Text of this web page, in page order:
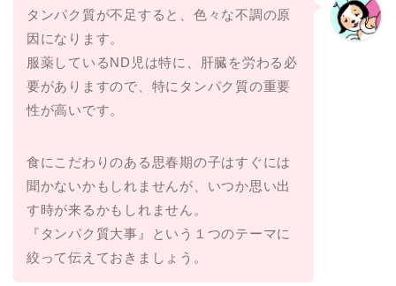
タンパク質が不足すると、色々な不調の原
因になります。
服薬しているND児は特に、肝臓を労わる必
要がありますので、特にタンパク質の重要
性が高いです。
食にこだわりのある思春期の子はすぐには
聞かないかもしれませんが、いつか思い出
す時が来るかもしれません。
『タンパク質大事』という１つのテーマに
絞って伝えておきましょう。